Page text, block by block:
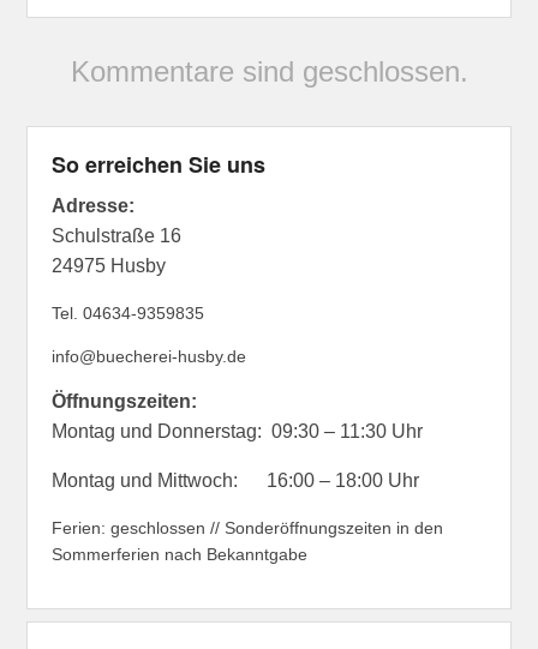
Kommentare sind geschlossen.
So erreichen Sie uns
Adresse:
Schulstraße 16
24975 Husby
Tel. 04634-9359835
info@buecherei-husby.de
Öffnungszeiten:
Montag und Donnerstag: 09:30 – 11:30 Uhr
Montag und Mittwoch: 16:00 – 18:00 Uhr
Ferien: geschlossen // Sonderöffnungszeiten in den
Sommerferien nach Bekanntgabe